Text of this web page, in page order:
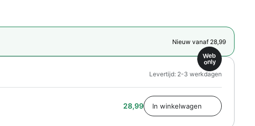
Nieuw vanaf 28,99
Web
only
28,99
Levertijd: 2-3 werkdagen